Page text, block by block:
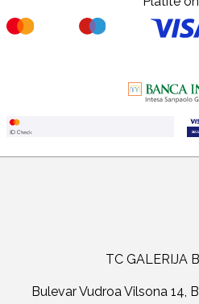
TC GALERIJA
Bulevar Vudroa Vilsona 14,